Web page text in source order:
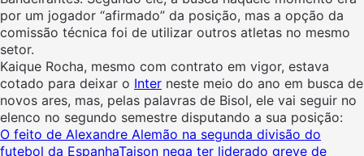
por um jogador “afirmado” da posição, mas a opção da
comissão técnica foi de utilizar outros atletas no mesmo
setor.
Kaique Rocha, mesmo com contrato em vigor, estava
cotado para deixar o Inter neste meio do ano em busca de
novos ares, mas, pelas palavras de Bisol, ele vai seguir no
elenco no segundo semestre disputando a sua posição:
O feito de Alexandre Alemão na segunda divisão do
futebol da EspanhaTaison nega ter liderado greve de